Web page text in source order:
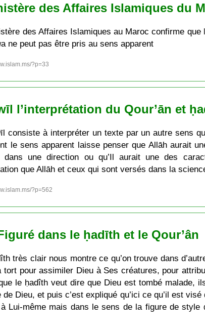
des Affaires Islamiques du
des Affaires Islamiques au Maroc confirme
ne peut pas être pris au sens apparent
?p=33
l’interprétation du Qour’ān et
consiste à interpréter un texte par un autre sens
le sens apparent laisse penser que Allāh aurait
dans une direction ou qu’Il aurait une des
que Allāh et ceux qui sont versés dans la
?p=562
dans le ḥadīth et le Qour’ân
très clair nous montre ce qu’on trouve dans
tort pour assimiler Dieu à Ses créatures, pour
le ḥadîth veut dire que Dieu est tombé malade,
de Dieu, et puis c’est expliqué qu’ici ce qu’il est
Lui-même mais dans le sens de la figure de style